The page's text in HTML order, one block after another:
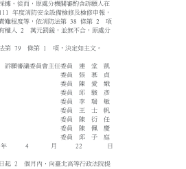
。從而，原處分機關審酌含訴願人在
度消防安全設備檢修及檢修申報，
程度等，依消防法第 38 條第 2 項
人 2 萬元罰鍰，並無不合，原處分
法第 79 條第 1 項，決定如主文。
任委員 連 堂 凱
慕 貞
愛 娥
駿 彥
瑞 敏
士 帆
衍 任
佩 慶
子 庭
年 4 月 22 日
起 2 個月內，向臺北高等行政法院提